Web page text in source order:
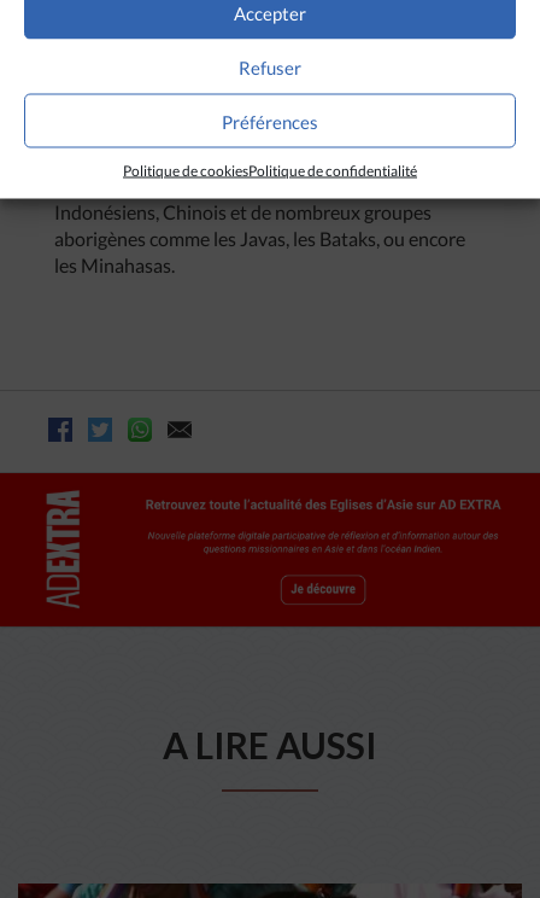
Accepter
Refuser
Préférences
Politique de cookiesPolitique de confidentialité
décennies. Si l’implantation puis la diffusion du
les flux migratoires des années
des populations venues d’autres provinces
origines ethniques très diverses, mêlant Malais,
Indonésiens, Chinois et de nombreux groupes
aborigènes comme les Javas, les Bataks, ou encore
les Minahasas.
A LIRE AUSSI